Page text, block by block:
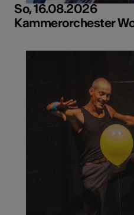
So, 16.08.2026
Kammerorchester